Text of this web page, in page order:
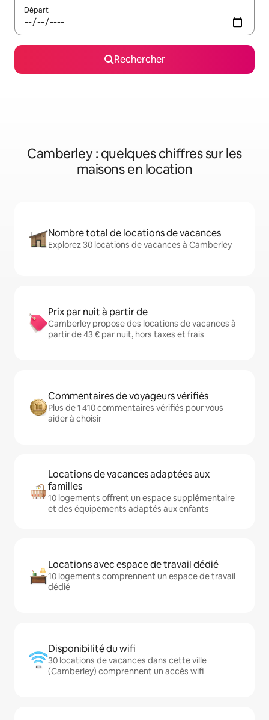
Départ
Rechercher
Camberley : quelques chiffres sur les
maisons en location
Nombre total de locations de vacances
Explorez 30 locations de vacances à Camberley
Prix par nuit à partir de
Camberley propose des locations de vacances à
partir de 43 € par nuit, hors taxes et frais
Commentaires de voyageurs vérifiés
Plus de 1 410 commentaires vérifiés pour vous
aider à choisir
Locations de vacances adaptées aux
familles
10 logements offrent un espace supplémentaire
et des équipements adaptés aux enfants
Locations avec espace de travail dédié
10 logements comprennent un espace de travail
dédié
Disponibilité du wifi
30 locations de vacances dans cette ville
(Camberley) comprennent un accès wifi